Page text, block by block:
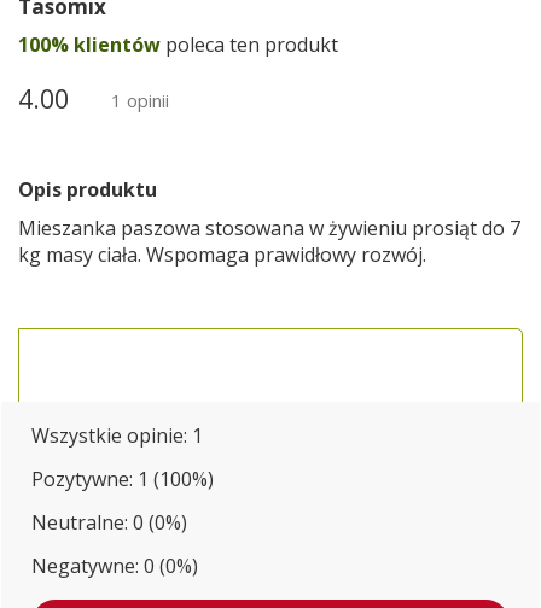
Tasomix
100% klientów poleca ten produkt
4.00 1 opinii
Opis produktu
Mieszanka paszowa stosowana w żywieniu prosiąt do 7
kg masy ciała. Wspomaga prawidłowy rozwój.
Wszystkie opinie: 1
Pozytywne: 1 (100%)
Neutralne: 0 (0%)
Negatywne: 0 (0%)